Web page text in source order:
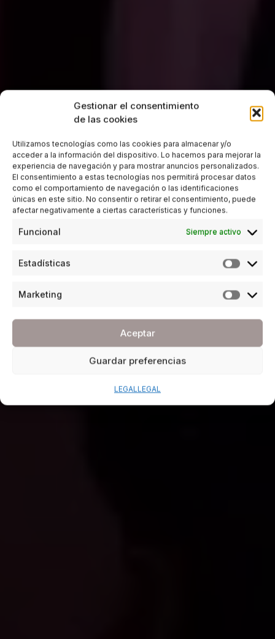
Gestionar el consentimiento
de las cookies
Utilizamos tecnologías como las cookies para almacenar y/o
acceder a la información del dispositivo. Lo hacemos para mejorar la
experiencia de navegación y para mostrar anuncios personalizados.
El consentimiento a estas tecnologías nos permitirá procesar datos
como el comportamiento de navegación o las identificaciones
únicas en este sitio. No consentir o retirar el consentimiento, puede
afectar negativamente a ciertas características y funciones.
Funcional Siempre activo
Estadísticas
Marketing
Aceptar
Guardar preferencias
LEGALLEGAL